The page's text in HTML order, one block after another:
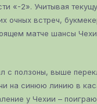
«-2». Учитывая
очных встреч,
матче шансы
с ползоны, выше
на синюю линию в
у Чехии –